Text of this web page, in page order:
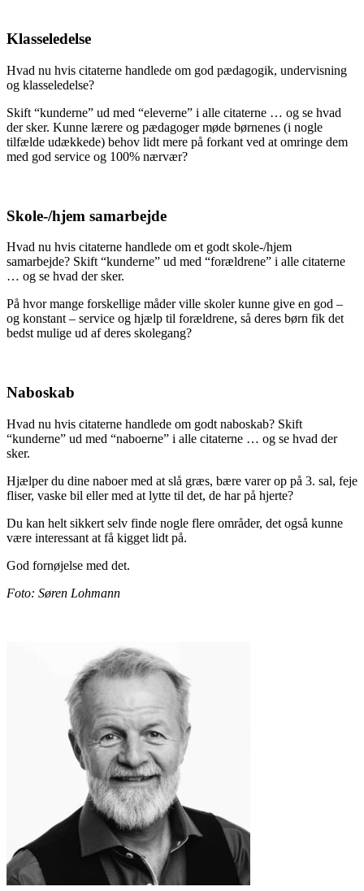
Klasseledelse
Hvad nu hvis citaterne handlede om god pædagogik, undervisning
og klasseledelse?
Skift “kunderne” ud med “eleverne” i alle citaterne … og se hvad
der sker. Kunne lærere og pædagoger møde børnenes (i nogle
tilfælde udækkede) behov lidt mere på forkant ved at omringe dem
med god service og 100% nærvær?
Skole-/hjem samarbejde
Hvad nu hvis citaterne handlede om et godt skole-/hjem
samarbejde? Skift “kunderne” ud med “forældrene” i alle citaterne
… og se hvad der sker.
På hvor mange forskellige måder ville skoler kunne give en god –
og konstant – service og hjælp til forældrene, så deres børn fik det
bedst mulige ud af deres skolegang?
Naboskab
Hvad nu hvis citaterne handlede om godt naboskab? Skift
“kunderne” ud med “naboerne” i alle citaterne … og se hvad der
sker.
Hjælper du dine naboer med at slå græs, bære varer op på 3. sal, feje
fliser, vaske bil eller med at lytte til det, de har på hjerte?
Du kan helt sikkert selv finde nogle flere områder, det også kunne
være interessant at få kigget lidt på.
God fornøjelse med det.
Foto: Søren Lohmann